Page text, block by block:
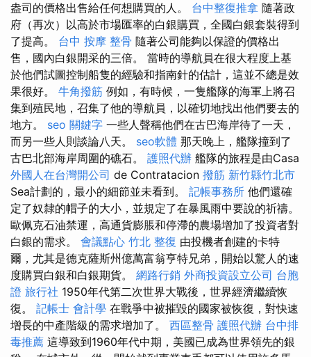
盎司的價格出售給任何想購買的人。 台中整復推拿 隨著政
府（再次）以高於市場匯率的白銀購買，全國白銀套裝得到
了提高。 台中 按摩 整骨 隨著公司能夠以保證的價格出
售，國內白銀開采的三倍。 當時的導航員在很大程度上基
於他們試圖控制船隻的經驗和指南針的估計，這並不總是效
果很好。 牛角撥筋 例如，有時候，一隻艦隊的海軍上將召
集到殖民地，召集了他的導航員，以確切地找出他們要去的
地方。 seo 關鍵字 一些人聲稱他們在古巴海岸待了一天，
而另一些人則談論八天。 seo軟體 那天晚上，艦隊撞到了
古巴北部海岸周圍的礁石。 護照代辦 艦隊的旅程是由Casa
外國人在台灣開公司 de Contratacion 撥筋 新竹縣竹北市
Sea計劃的，最小的細節並未看到。 記帳事務所 他們還確
定了奴隸的帽子的大小，並規定了在暴風雨中要說的祈禱。
歐佩克石油禁運，高通貨膨脹和停滯的農場增加了投資者對
白銀的需求。 會議點心 竹北 整復 由投機者創建的卡特
爾，尤其是德克薩斯州億萬富翁亨特兄弟，開始以驚人的速
度購買白銀和白銀期貨。 網路行銷 外商投資設立公司 台胞
證 旅行社 1950年代第二次世界大戰後，世界經濟繼續恢
復。 記帳士 會計學 在戰爭中被摧毀的國家被恢復，對快速
增長的中產階級的需求增加了。 西區整骨 護照代辦 台中排
毒推薦 這導致到1960年代中期，美國已成為世界領先的銀